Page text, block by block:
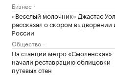
Бизнес
«Веселый молочник» Джастас
рассказал о скором выдворении
России
Общество
На станции метро «Смоленская»
начали реставрацию облицовки
путевых стен